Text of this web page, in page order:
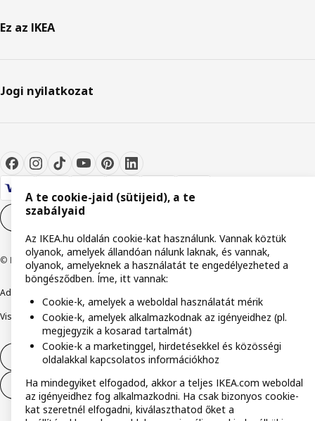
Ez az IKEA
Jogi nyilatkozat
Cookie-beállítások
© Inter IKEA Systems B.V. 1999-2026
Adatvédelmi nyilatkozat
Visszaélés bejelentés Digitális akadálymentesítési nyilatkozat
Elállás a szerződéstől
Elállás a szerződéstől (szolgáltatások)
A te cookie-jaid (sütijeid), a te
szabályaid
Az IKEA.hu oldalán cookie-kat használunk. Vannak köztük
olyanok, amelyek állandóan nálunk laknak, és vannak,
olyanok, amelyeknek a használatát te engedélyezheted a
böngésződben. Íme, itt vannak:
Cookie-k, amelyek a weboldal használatát mérik
Cookie-k, amelyek alkalmazkodnak az igényeidhez (pl.
megjegyzik a kosarad tartalmát)
Cookie-k a marketinggel, hirdetésekkel és közösségi
oldalakkal kapcsolatos információkhoz
Ha mindegyiket elfogadod, akkor a teljes IKEA.com weboldal
az igényeidhez fog alkalmazkodni. Ha csak bizonyos cookie-
kat szeretnél elfogadni, kiválaszthatod őket a